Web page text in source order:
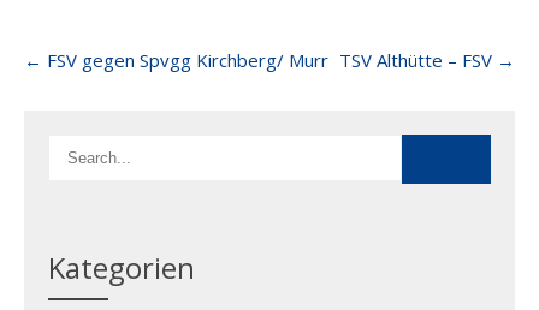
Post
navigation
← FSV gegen Spvgg Kirchberg/ Murr TSV Althütte – FSV →
Kategorien